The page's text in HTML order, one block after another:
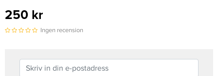
250 kr
Ingen recension